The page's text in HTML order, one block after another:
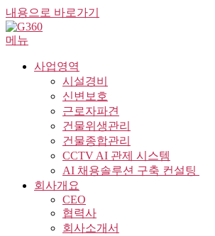
내용으로 바로가기
메뉴
사업영역
시설경비
신변보호
근로자파견
건물위생관리
건물종합관리
CCTV AI 관제 시스템
AI 채용솔루션 구축 컨설팅 ​
회사개요
CEO
협력사
회사소개서